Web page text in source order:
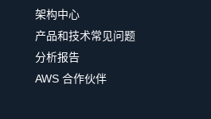
架构中心
产品和技术常见问题
分析报告
AWS 合作伙伴